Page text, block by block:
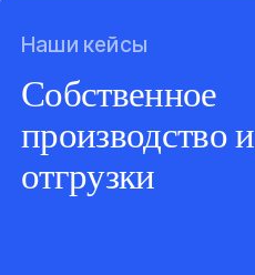
Наши кейсы
Собственное
производство и
отгрузки